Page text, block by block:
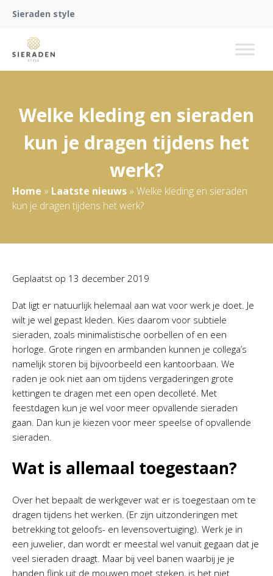
Sieraden style
Welke kleding en sieraden
kun je dragen tijdens het
werk?
Home » Laatste nieuws » Welke kleding en sieraden
kun je dragen tijdens het werk?
Geplaatst op 13 december 2019
Dat ligt er natuurlijk helemaal aan wat voor werk je doet. Je
wilt je wel gepast kleden. Kies daarom voor subtiele
sieraden, zoals minimalistische oorbellen of en een
horloge. Grote ringen en armbanden kunnen je collega’s
namelijk storen bij bijvoorbeeld een kantoorbaan. We
raden je ook niet aan om tijdens vergaderingen grote
kettingen te dragen met een open decolleté. Met
feestdagen kun je wel voor meer opvallende sieraden
gaan. Dan kun je kiezen voor meer speelse of opvallende
sieraden.
Wat is allemaal toegestaan?
Over het bepaalt de werkgever wat er is toegestaan om te
dragen tijdens het werken. (Er zijn uitzonderingen met
betrekking tot geloofs- en levensovertuiging). Werk je in
een juwelier, dan wordt er meestal wel vanuit gegaan dat je
veel sieraden draagt. Maar bij veel banen waarbij je je
handen flink uit de mouwen moet steken, is het niet